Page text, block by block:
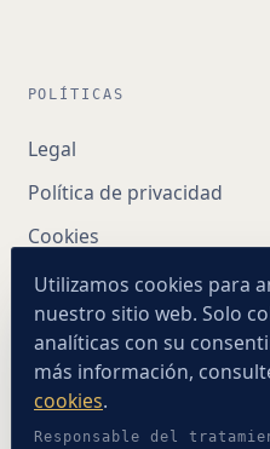
POLÍTICAS
Legal
Política de privacidad
Cookies
Utilizamos cookies para
nuestro sitio web. Solo
analíticas con su
más información,
cookies.
Responsable del